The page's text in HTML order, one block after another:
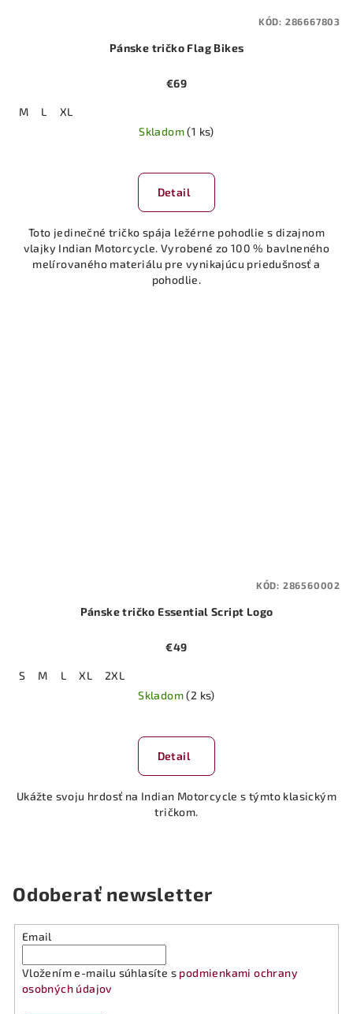
Pánske tričko Flag Bikes
€69
M L
XL
Skladom(1 ks)
Detail
Toto jedinečné tričko spája ležérne pohodlie s dizajnom
vlajky Indian Motorcycle. Vyrobené zo 100 % bavlneného
melírovaného materiálu pre vynikajúcu priedušnosť a
pohodlie.
KÓD: 286667803
Pánske tričko Essential Script Logo
€49
S M L XL
2XL
Skladom(2 ks)
Detail
Ukážte svoju hrdosť na Indian Motorcycle s týmto klasickým
tričkom.
KÓD: 286560002
Odoberať newsletter
Email
Vložením e-mailu súhlasíte s podmienkami ochrany
osobných údajov